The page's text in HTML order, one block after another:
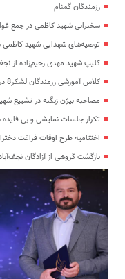
رزمندگان گمنام
سخنرانی شهید کاظمی در جمع
توصیه‌های شهدایی شهید کاظمی
کلیپ شهید مهدی رحیم‌زاده از نجف‌آباد
کلاس آموزشی رزمندگان لشکر8 در اوایل دهه60+فیلم
مصاحبه بیژن زنگنه در تشییع
تکرار جلسات نمایشی و بی فایده
اختتامیه طرح اوقات فراغت دختران
بازگشت گروهی از آزادگان نجف‌آباد در